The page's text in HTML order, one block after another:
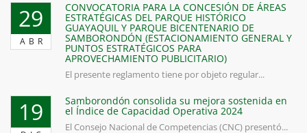
29
ABR
CONVOCATORIA PARA LA CONCESIÓN DE ÁREAS
ESTRATÉGICAS DEL PARQUE HISTÓRICO
GUAYAQUIL Y PARQUE BICENTENARIO DE
SAMBORONDÓN (ESTACIONAMIENTO GENERAL Y
PUNTOS ESTRATÉGICOS PARA
APROVECHAMIENTO PUBLICITARIO)
El presente reglamento tiene por objeto regular...
19 Samborondón consolida su mejora sostenida en
el Índice de Capacidad Operativa 2024
El Consejo Nacional de Competencias (CNC) presentó...